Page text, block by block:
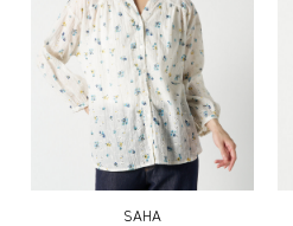
SAHA